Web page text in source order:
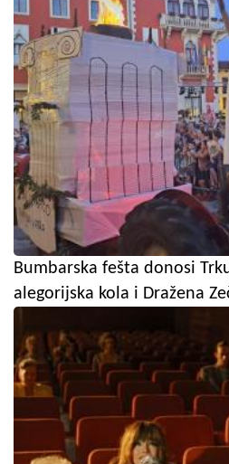
Bumbarska fešta donosi
alegorijska kola i Dražena